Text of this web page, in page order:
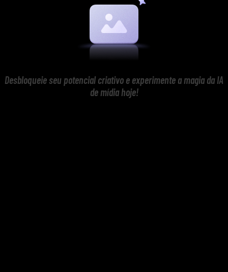
Desbloqueie seu potencial criativo e experimente a magia da IA
de mídia hoje!